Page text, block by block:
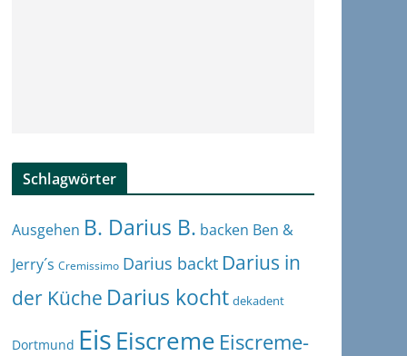
Schlagwörter
Ausgehen B. Darius B. backen Ben &
Jerry´s Cremissimo Darius backt Darius in
der Küche Darius kocht dekadent
Dortmund EisEiscreme Eiscreme-